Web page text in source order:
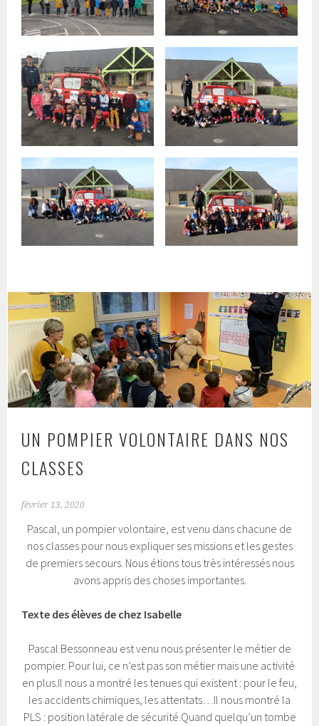
UN POMPIER VOLONTAIRE DANS NOS
CLASSES
février 13, 2020
Pascal, un pompier volontaire, est venu dans chacune de
nos classes pour nous expliquer ses missions et les gestes
de premiers secours. Nous étions tous très intéressés nous
avons appris des choses importantes.
Texte des élèves de chez Isabelle
Pascal Bessonneau est venu nous présenter le métier de
pompier. Pour lui, ce n’est pas son métier mais une activité
en plus.Il nous a montré les tenues qui existent : pour le feu,
les accidents chimiques, les attentats…Il nous montré la
PLS : position latérale de sécurité.Quand quelqu’un tombe